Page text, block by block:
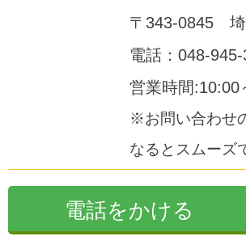
〒343-0845 埼
電話：048-
営業時間:10:00
※お問い合わせ
なるとスムーズ
電話をかける